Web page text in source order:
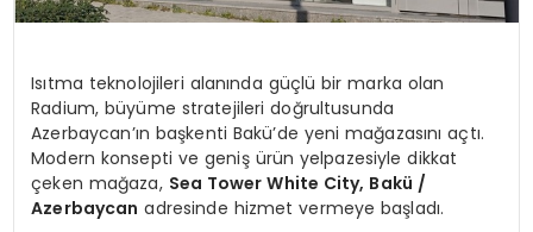
Isıtma teknolojileri alanında güçlü bir marka olan
Radium, büyüme stratejileri doğrultusunda
Azerbaycan’ın başkenti Bakü’de yeni mağazasını açtı.
Modern konsepti ve geniş ürün yelpazesiyle dikkat
çeken mağaza, Sea Tower White City, Bakü /
Azerbaycan adresinde hizmet vermeye başladı.